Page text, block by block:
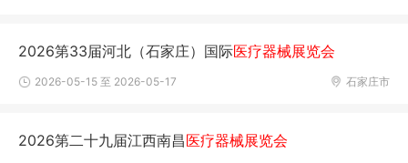
2026第33届河北（石家庄）国际医疗器械展览会
石家庄市
2026-05-15 至 2026-05-17
2026第二十九届江西南昌医疗器械展览会